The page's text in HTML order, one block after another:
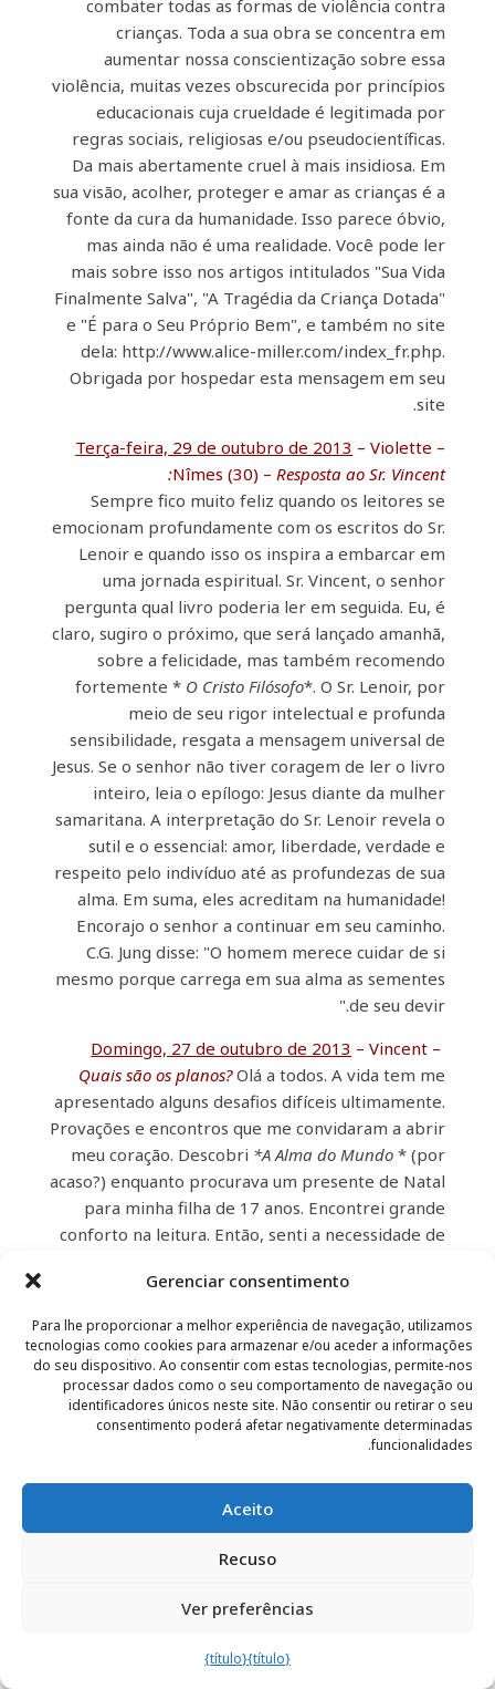
Gerenciar consentimento
Para lhe proporcionar a melhor experiência de navegação, utilizamos
tecnologias como cookies para armazenar e/ou aceder a informações
do seu dispositivo. Ao consentir com estas tecnologias, permite-nos
processar dados como o seu comportamento de navegação ou
identificadores únicos neste site. Não consentir ou retirar o seu
consentimento poderá afetar negativamente determinadas
funcionalidades.
Aceito
Recuso
Ver preferências
{título}
{título}
combater todas as formas de violência contra
crianças. Toda a sua obra se concentra em
aumentar nossa conscientização sobre essa
violência, muitas vezes obscurecida por princípios
educacionais cuja crueldade é legitimada por
regras sociais, religiosas e/ou pseudocientíficas.
Da mais abertamente cruel à mais insidiosa. Em
sua visão, acolher, proteger e amar as crianças é a
fonte da cura da humanidade. Isso parece óbvio,
mas ainda não é uma realidade. Você pode ler
mais sobre isso nos artigos intitulados "Sua Vida
Finalmente Salva", "A Tragédia da Criança Dotada"
e "É para o Seu Próprio Bem", e também no site
dela: http://www.alice-miller.com/index_fr.php.
Obrigada por hospedar esta mensagem em seu
site.
Terça-feira, 29 de outubro de 2013 – Violette –
Nîmes (30) –Resposta ao Sr. Vincent:
Sempre fico muito feliz quando os leitores se
emocionam profundamente com os escritos do Sr.
Lenoir e quando isso os inspira a embarcar em
uma jornada espiritual. Sr. Vincent, o senhor
pergunta qual livro poderia ler em seguida. Eu, é
claro, sugiro o próximo, que será lançado amanhã,
sobre a felicidade, mas também recomendo
fortemente * O Cristo Filósofo*. O Sr. Lenoir, por
meio de seu rigor intelectual e profunda
sensibilidade, resgata a mensagem universal de
Jesus. Se o senhor não tiver coragem de ler o livro
inteiro, leia o epílogo: Jesus diante da mulher
samaritana. A interpretação do Sr. Lenoir revela o
sutil e o essencial: amor, liberdade, verdade e
respeito pelo indivíduo até as profundezas de sua
alma. Em suma, eles acreditam na humanidade!
Encorajo o senhor a continuar em seu caminho.
C.G. Jung disse: "O homem merece cuidar de si
mesmo porque carrega em sua alma as sementes
de seu devir."
Domingo, 27 de outubro de 2013 – Vincent –
Quais são os planos?Olá a todos. A vida tem me
apresentado alguns desafios difíceis ultimamente.
Provações e encontros que me convidaram a abrir
meu coração. Descobri *A Alma do Mundo * (por
acaso?) enquanto procurava um presente de Natal
para minha filha de 17 anos. Encontrei grande
conforto na leitura. Então, senti a necessidade de
recepção foi mista: bastante entusiasmada
(principalmente da minha filha :-)) ou bastante
cautelosa, dependendo do leitor. As reações do
coração e do instinto: os dois cavalos puxando o
arreio da razão… Quis me aprofundar nessa busca.
Acabei de ler *Deus: Conversas com Marie
Drucker*. Certamente não pretendo parar por aí.
seguida? Graças a essas provações, encontros e
nem se Ele realmente existe, mas se existe, acho
esperança tremenda. Obrigado, Sr. Frédéric, o